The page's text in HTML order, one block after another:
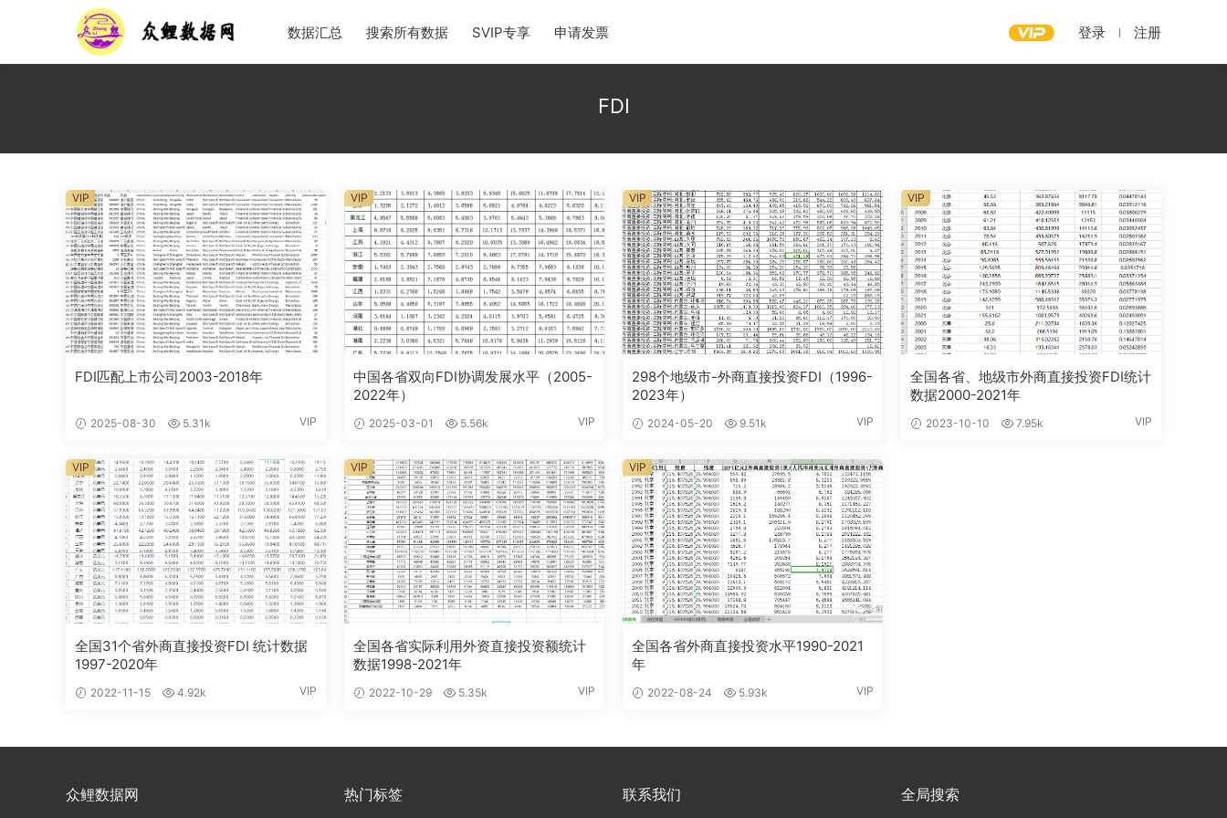
数据汇总 搜索所有数据 SVIP专享 申请发票 登录 注册
FDI
FDI匹配上市公司2003-2018年
2025-08-30 5.31k VIP
VIP
中国各省双向FDI协调发展水平（2005-
2022年）
2025-03-01 5.56k VIP
VIP
298个地级市-外商直接投资FDI（1996-
2023年）
2024-05-20 9.51k VIP
VIP
全国各省、地级市外商直接投资FDI统计
数据2000-2021年
2023-10-10 7.95k VIP
VIP
全国31个省外商直接投资FDI 统计数据
1997-2020年
2022-11-15 4.92k VIP
VIP
全国各省实际利用外资直接投资额统计
数据1998-2021年
2022-10-29 5.35k VIP
VIP
全国各省外商直接投资水平1990-2021
年
2022-08-24 5.93k VIP
VIP
众鲤数据网 热门标签 联系我们 全局搜索